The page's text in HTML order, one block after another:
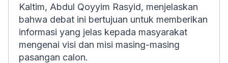
Kaltim, Abdul Qoyyim Rasyid, menjelaskan
bahwa debat ini bertujuan untuk memberikan
informasi yang jelas kepada masyarakat
mengenai visi dan misi masing-masing
pasangan calon.